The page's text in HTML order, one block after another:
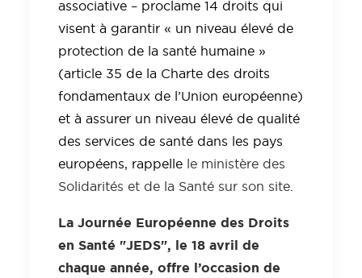
associative – proclame 14 droits qui
visent à garantir « un niveau élevé de
protection de la santé humaine »
(article 35 de la Charte des droits
fondamentaux de l’Union européenne)
et à assurer un niveau élevé de qualité
des services de santé dans les pays
européens, rappelle le ministère des
Solidarités et de la Santé sur son site
La Journée Européenne des Droits
en Santé "JEDS", le 18 avril de
chaque année, offre l’occasion de